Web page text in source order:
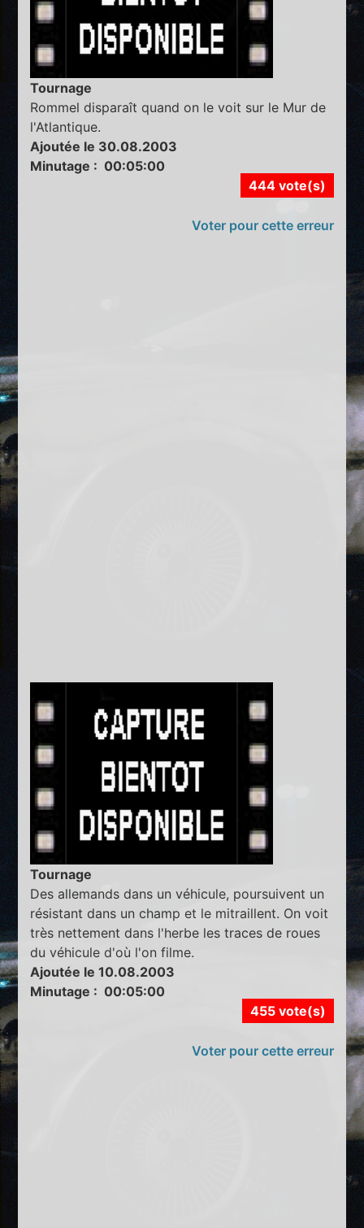
Tournage
Rommel disparaît quand on le voit sur le Mur de
l'Atlantique.
Ajoutée le 30.08.2003
Minutage : 00:05:00
444 vote(s)
Voter pour cette erreur
Tournage
Des allemands dans un véhicule, poursuivent un
résistant dans un champ et le mitraillent. On voit
très nettement dans l'herbe les traces de roues
du véhicule d'où l'on filme.
Ajoutée le 10.08.2003
Minutage : 00:05:00
455 vote(s)
Voter pour cette erreur